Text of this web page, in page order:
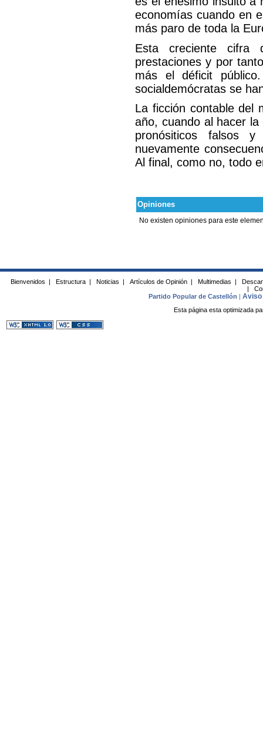
economías cuando en
más paro de toda la
Esta creciente cifra
prestaciones y por
más el déficit
socialdemócratas se
La ficción contable del
año, cuando al hacer
pronósiticos falsos
nuevamente
Al final, como no, todo
Opiniones
No existen opiniones para este
Bienvenidos | Estructura | Noticias | Artículos de Opinión | Multimedias |
|
Partido Popular de Castellón |Aviso
Esta página esta optimizada